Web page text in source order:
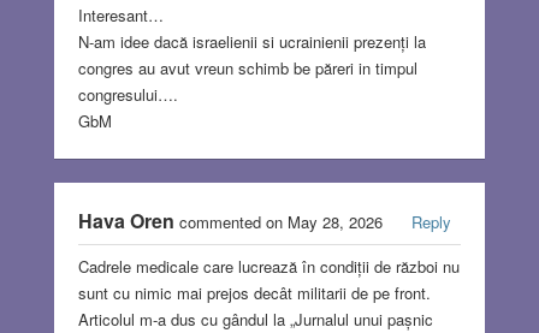
Interesant…
N-am idee dacă israelienii si ucrainienii prezenți la
congres au avut vreun schimb be păreri in timpul
congresului….
GbM
Hava Oren commented on May 28, 2026
Reply
Cadrele medicale care lucrează în condiții de război nu
sunt cu nimic mai prejos decât militarii de pe front.
Articolul m-a dus cu gândul la „Jurnalul unui pașnic